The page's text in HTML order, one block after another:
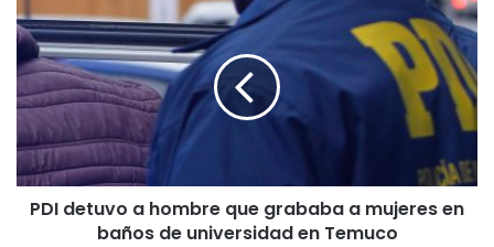
D
I
d
e
t
u
v
o
PDI detuvo a hombre que grababa a mujeres en
baños de universidad en Temuco